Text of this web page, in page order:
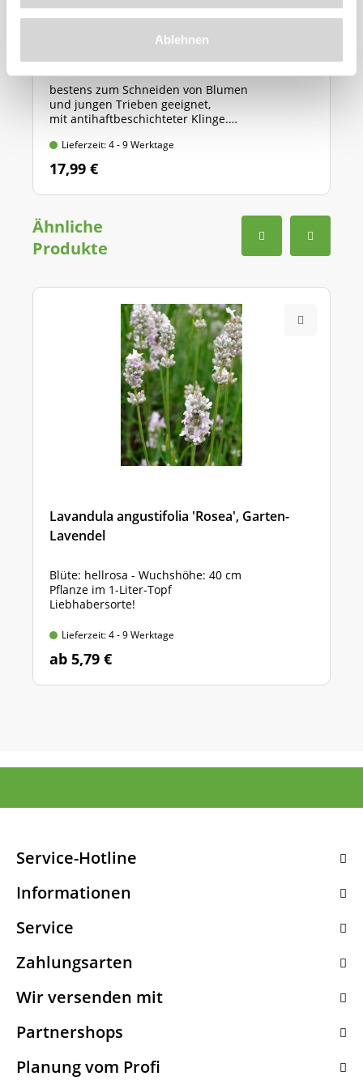
Ablehnen
GARDENA Gartenschere "Classic" (Art.Nr.
bestens zum Schneiden von Blumen
und jungen Trieben geeignet,
mit antihaftbeschichteter Klinge.
Lieferzeit: 4 - 9 Werktage
17,99 €
Ähnliche
Produkte
Lavandula angustifolia 'Rosea', Garten-
Lavendel
Blüte: hellrosa - Wuchshöhe: 40 cm
Pflanze im 1-Liter-Topf
Liebhabersorte!
Lieferzeit: 4 - 9 Werktage
ab 5,79 €
Service-Hotline
Informationen
Service
Zahlungsarten
Wir versenden mit
Partnershops
Planung vom Profi